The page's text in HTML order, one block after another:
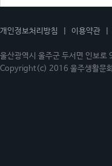
개인정보처리방침 이용약관
울산광역시 울주군 두서면 인
Copyright(c) 2016 울주생활문